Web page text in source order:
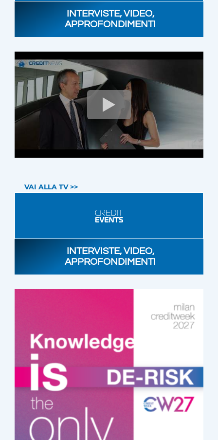
INTERVISTE, VIDEO,
APPROFONDIMENTI
VAI ALLA TV >>
INTERVISTE, VIDEO,
APPROFONDIMENTI